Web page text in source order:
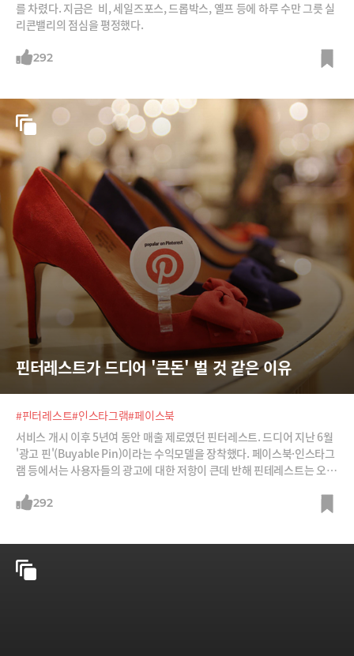
를 차렸다. 지금은 비, 세일즈포스, 드롭박스, 옐프 등에 하루 수만 그릇 실
리콘밸리의 점심을 평정했다.
292
핀터레스트가 드디어 '큰돈' 벌 것 같은 이유
#핀터레스트#인스타그램#페이스북
서비스 개시 이후 5년여 동안 매출 제로였던 핀터레스트. 드디어 지난 6월
'광고 핀'(Buyable Pin)이라는 수익모델을 장착했다. 페이스북·인스타그
램 등에서는 사용자들의 광고에 대한 저항이 큰데 반해 핀테레스트는 오히
다. 왜 그럴까?
292